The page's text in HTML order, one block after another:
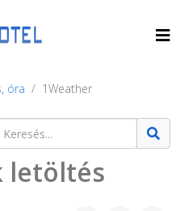
óra 1Weather
Keresés
letöltés